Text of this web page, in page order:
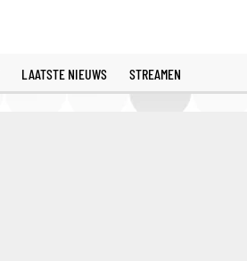
LAATSTE NIEUWS STREAMEN